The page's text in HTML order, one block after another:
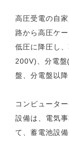
高圧受電の自
路から高圧ケ
低圧に降圧し
200V)、分電
盤、分電盤以
コンピュータ
設備は、電気
て、蓄電池設